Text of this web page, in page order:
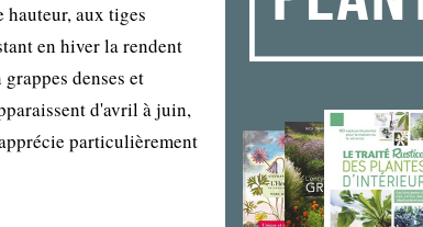
hauteur, aux tiges
en hiver la rendent
denses et
d'avril à juin,
particulièrement